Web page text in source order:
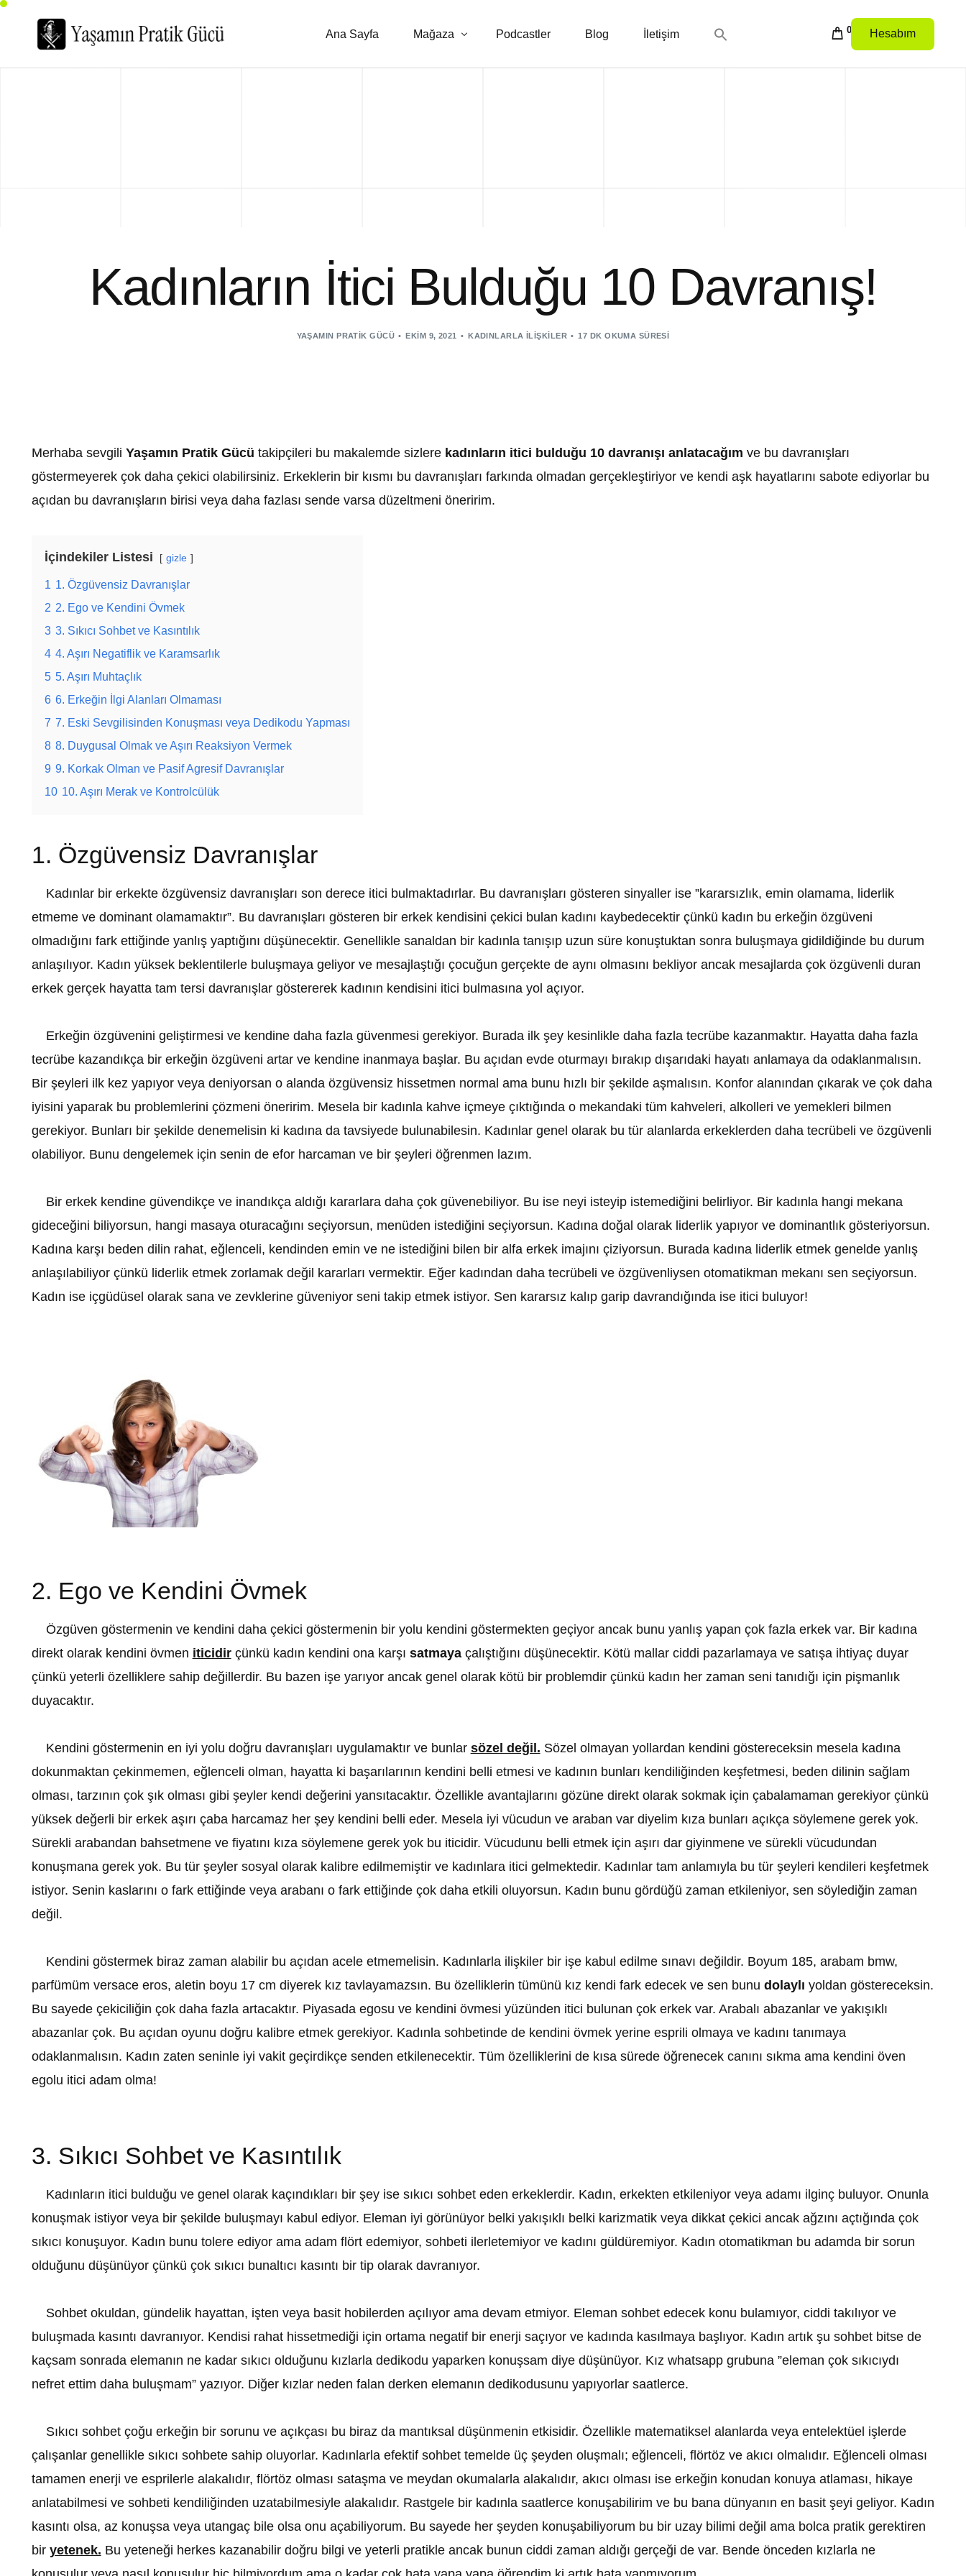
Ana Sayfa Mağaza Podcastler Blog İletişim 0 Hesabım
Kadınların İtici Bulduğu 10 Davranış!
YAŞAMIN PRATIK GÜCÜ EKIM 9, 2021 KADINLARLA İLIŞKILER 17 DK OKUMA SÜRESI
Merhaba sevgili Yaşamın Pratik Gücü takipçileri bu makalemde sizlere kadınların itici bulduğu 10 davranışı anlatacağım ve bu davranışları
göstermeyerek çok daha çekici olabilirsiniz. Erkeklerin bir kısmı bu davranışları farkında olmadan gerçekleştiriyor ve kendi aşk hayatlarını sabote ediyorlar bu
açıdan bu davranışların birisi veya daha fazlası sende varsa düzeltmeni öneririm.
İçindekiler Listesi gizle
1 1. Özgüvensiz Davranışlar
2 2. Ego ve Kendini Övmek
3 3. Sıkıcı Sohbet ve Kasıntılık
4 4. Aşırı Negatiflik ve Karamsarlık
5 5. Aşırı Muhtaçlık
6 6. Erkeğin İlgi Alanları Olmaması
7 7. Eski Sevgilisinden Konuşması veya Dedikodu Yapması
8 8. Duygusal Olmak ve Aşırı Reaksiyon Vermek
9 9. Korkak Olman ve Pasif Agresif Davranışlar
10 10. Aşırı Merak ve Kontrolcülük
1. Özgüvensiz Davranışlar
Kadınlar bir erkekte özgüvensiz davranışları son derece itici bulmaktadırlar. Bu davranışları gösteren sinyaller ise ”kararsızlık, emin olamama, liderlik
etmeme ve dominant olamamaktır”. Bu davranışları gösteren bir erkek kendisini çekici bulan kadını kaybedecektir çünkü kadın bu erkeğin özgüveni
olmadığını fark ettiğinde yanlış yaptığını düşünecektir. Genellikle sanaldan bir kadınla tanışıp uzun süre konuştuktan sonra buluşmaya gidildiğinde bu durum
anlaşılıyor. Kadın yüksek beklentilerle buluşmaya geliyor ve mesajlaştığı çocuğun gerçekte de aynı olmasını bekliyor ancak mesajlarda çok özgüvenli duran
erkek gerçek hayatta tam tersi davranışlar göstererek kadının kendisini itici bulmasına yol açıyor.
Erkeğin özgüvenini geliştirmesi ve kendine daha fazla güvenmesi gerekiyor. Burada ilk şey kesinlikle daha fazla tecrübe kazanmaktır. Hayatta daha fazla
tecrübe kazandıkça bir erkeğin özgüveni artar ve kendine inanmaya başlar. Bu açıdan evde oturmayı bırakıp dışarıdaki hayatı anlamaya da odaklanmalısın.
Bir şeyleri ilk kez yapıyor veya deniyorsan o alanda özgüvensiz hissetmen normal ama bunu hızlı bir şekilde aşmalısın. Konfor alanından çıkarak ve çok daha
iyisini yaparak bu problemlerini çözmeni öneririm. Mesela bir kadınla kahve içmeye çıktığında o mekandaki tüm kahveleri, alkolleri ve yemekleri bilmen
gerekiyor. Bunları bir şekilde denemelisin ki kadına da tavsiyede bulunabilesin. Kadınlar genel olarak bu tür alanlarda erkeklerden daha tecrübeli ve özgüvenli
olabiliyor. Bunu dengelemek için senin de efor harcaman ve bir şeyleri öğrenmen lazım.
Bir erkek kendine güvendikçe ve inandıkça aldığı kararlara daha çok güvenebiliyor. Bu ise neyi isteyip istemediğini belirliyor. Bir kadınla hangi mekana
gideceğini biliyorsun, hangi masaya oturacağını seçiyorsun, menüden istediğini seçiyorsun. Kadına doğal olarak liderlik yapıyor ve dominantlık gösteriyorsun.
Kadına karşı beden dilin rahat, eğlenceli, kendinden emin ve ne istediğini bilen bir alfa erkek imajını çiziyorsun. Burada kadına liderlik etmek genelde yanlış
anlaşılabiliyor çünkü liderlik etmek zorlamak değil kararları vermektir. Eğer kadından daha tecrübeli ve özgüvenliysen otomatikman mekanı sen seçiyorsun.
Kadın ise içgüdüsel olarak sana ve zevklerine güveniyor seni takip etmek istiyor. Sen kararsız kalıp garip davrandığında ise itici buluyor!
2. Ego ve Kendini Övmek
Özgüven göstermenin ve kendini daha çekici göstermenin bir yolu kendini göstermekten geçiyor ancak bunu yanlış yapan çok fazla erkek var. Bir kadına
direkt olarak kendini övmen iticidirçünkü kadın kendini ona karşı satmayaçalıştığını düşünecektir. Kötü mallar ciddi pazarlamaya ve satışa ihtiyaç duyar
çünkü yeterli özelliklere sahip değillerdir. Bu bazen işe yarıyor ancak genel olarak kötü bir problemdir çünkü kadın her zaman seni tanıdığı için pişmanlık
duyacaktır.
Kendini göstermenin en iyi yolu doğru davranışları uygulamaktır ve bunlar sözel değil. Sözel olmayan yollardan kendini göstereceksin mesela kadına
dokunmaktan çekinmemen, eğlenceli olman, hayatta ki başarılarının kendini belli etmesi ve kadının bunları kendiliğinden keşfetmesi, beden dilinin sağlam
olması, tarzının çok şık olması gibi şeyler kendi değerini yansıtacaktır. Özellikle avantajlarını gözüne direkt olarak sokmak için çabalamaman gerekiyor çünkü
yüksek değerli bir erkek aşırı çaba harcamaz her şey kendini belli eder. Mesela iyi vücudun ve araban var diyelim kıza bunları açıkça söylemene gerek yok.
Sürekli arabandan bahsetmene ve fiyatını kıza söylemene gerek yok bu iticidir. Vücudunu belli etmek için aşırı dar giyinmene ve sürekli vücudundan
konuşmana gerek yok. Bu tür şeyler sosyal olarak kalibre edilmemiştir ve kadınlara itici gelmektedir. Kadınlar tam anlamıyla bu tür şeyleri kendileri keşfetmek
istiyor. Senin kaslarını o fark ettiğinde veya arabanı o fark ettiğinde çok daha etkili oluyorsun. Kadın bunu gördüğü zaman etkileniyor, sen söylediğin zaman
değil.
Kendini göstermek biraz zaman alabilir bu açıdan acele etmemelisin. Kadınlarla ilişkiler bir işe kabul edilme sınavı değildir. Boyum 185, arabam bmw,
parfümüm versace eros, aletin boyu 17 cm diyerek kız tavlayamazsın. Bu özelliklerin tümünü kız kendi fark edecek ve sen bunu dolaylı yoldan göstereceksin.
Bu sayede çekiciliğin çok daha fazla artacaktır. Piyasada egosu ve kendini övmesi yüzünden itici bulunan çok erkek var. Arabalı abazanlar ve yakışıklı
abazanlar çok. Bu açıdan oyunu doğru kalibre etmek gerekiyor. Kadınla sohbetinde de kendini övmek yerine esprili olmaya ve kadını tanımaya
odaklanmalısın. Kadın zaten seninle iyi vakit geçirdikçe senden etkilenecektir. Tüm özelliklerini de kısa sürede öğrenecek canını sıkma ama kendini öven
egolu itici adam olma!
3. Sıkıcı Sohbet ve Kasıntılık
Kadınların itici bulduğu ve genel olarak kaçındıkları bir şey ise sıkıcı sohbet eden erkeklerdir. Kadın, erkekten etkileniyor veya adamı ilginç buluyor. Onunla
konuşmak istiyor veya bir şekilde buluşmayı kabul ediyor. Eleman iyi görünüyor belki yakışıklı belki karizmatik veya dikkat çekici ancak ağzını açtığında çok
sıkıcı konuşuyor. Kadın bunu tolere ediyor ama adam flört edemiyor, sohbeti ilerletemiyor ve kadını güldüremiyor. Kadın otomatikman bu adamda bir sorun
olduğunu düşünüyor çünkü çok sıkıcı bunaltıcı kasıntı bir tip olarak davranıyor.
Sohbet okuldan, gündelik hayattan, işten veya basit hobilerden açılıyor ama devam etmiyor. Eleman sohbet edecek konu bulamıyor, ciddi takılıyor ve
buluşmada kasıntı davranıyor. Kendisi rahat hissetmediği için ortama negatif bir enerji saçıyor ve kadında kasılmaya başlıyor. Kadın artık şu sohbet bitse de
kaçsam sonrada elemanın ne kadar sıkıcı olduğunu kızlarla dedikodu yaparken konuşsam diye düşünüyor. Kız whatsapp grubuna ”eleman çok sıkıcıydı
nefret ettim daha buluşmam” yazıyor. Diğer kızlar neden falan derken elemanın dedikodusunu yapıyorlar saatlerce.
Sıkıcı sohbet çoğu erkeğin bir sorunu ve açıkçası bu biraz da mantıksal düşünmenin etkisidir. Özellikle matematiksel alanlarda veya entelektüel işlerde
çalışanlar genellikle sıkıcı sohbete sahip oluyorlar. Kadınlarla efektif sohbet temelde üç şeyden oluşmalı; eğlenceli, flörtöz ve akıcı olmalıdır. Eğlenceli olması
tamamen enerji ve esprilerle alakalıdır, flörtöz olması sataşma ve meydan okumalarla alakalıdır, akıcı olması ise erkeğin konudan konuya atlaması, hikaye
anlatabilmesi ve sohbeti kendiliğinden uzatabilmesiyle alakalıdır. Rastgele bir kadınla saatlerce konuşabilirim ve bu bana dünyanın en basit şeyi geliyor. Kadın
kasıntı olsa, az konuşsa veya utangaç bile olsa onu açabiliyorum. Bu sayede her şeyden konuşabiliyorum bu bir uzay bilimi değil ama bolca pratik gerektiren
bir yetenek. Bu yeteneği herkes kazanabilir doğru bilgi ve yeterli pratikle ancak bunun ciddi zaman aldığı gerçeği de var. Bende önceden kızlarla ne